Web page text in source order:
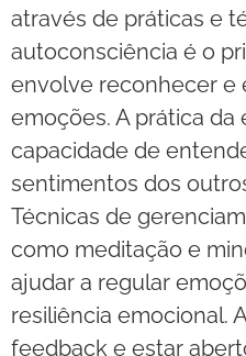
através de práticas e
autoconsciência é o
envolve reconhecer e
emoções. A prática da
capacidade de
sentimentos dos
Técnicas de
como meditação e
ajudar a regular
resiliência emocional.
feedback e estar